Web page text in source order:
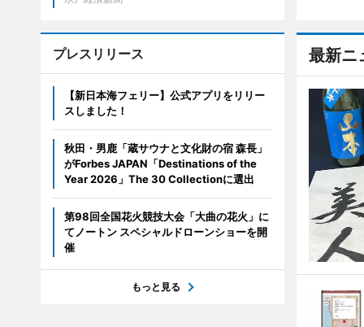
最新ニ
プレスリリース
【新日本海フェリー】公式アプリをリリー
スしました！
秋田・男鹿「蔵サウナと文化財の宿 森長」
がForbes JAPAN「Destinations of the
Year 2026」The 30 Collectionに選出
第98回全国花火競技大会「大曲の花火」に
てノートン スペシャルドローンショーを開
催
もっと見る